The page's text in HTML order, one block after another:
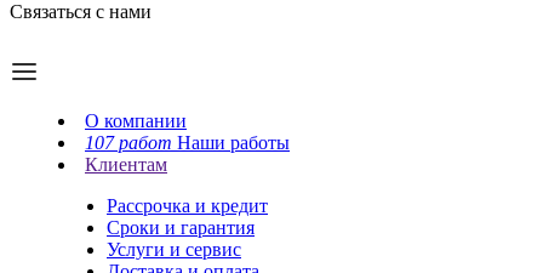
Связаться с нами
О компании
107 работ Наши работы
Клиентам
Рассрочка и кредит
Сроки и гарантия
Услуги и сервис